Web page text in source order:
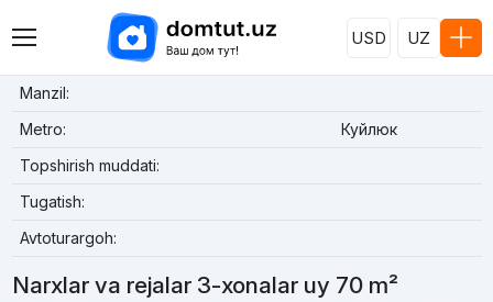
USD UZ
Manzil:
Metro:
Куйлюк
Topshirish muddati:
Tugatish:
Avtoturargoh:
Narxlar va rejalar 3-xonalar uy 70 m²